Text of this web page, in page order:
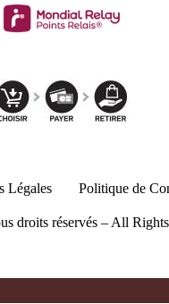
Légales Politique de
droits réservés – All